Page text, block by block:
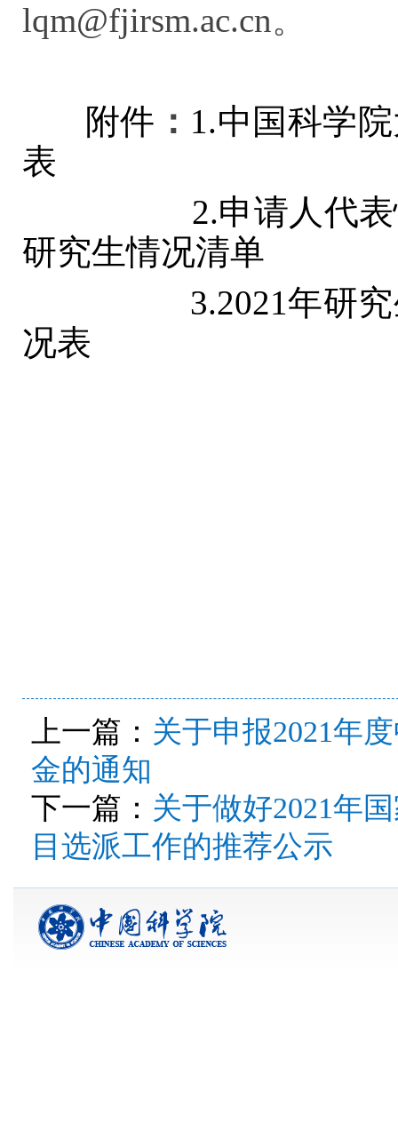
lqm@fjirsm.ac.cn。
附件 ： 1.中国科学
表
2.申请人代
研究生情况清单
3.2021年研
况表
上一篇： 关于申报2021年
金的通知
下一篇： 关于做好2021年
目选派工作的推荐公示